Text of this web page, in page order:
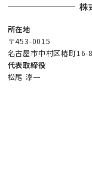
ョ
ン
株
所在地
〒453-0015
名古屋市中村区椿町16-
代表取締役
松尾 淳一